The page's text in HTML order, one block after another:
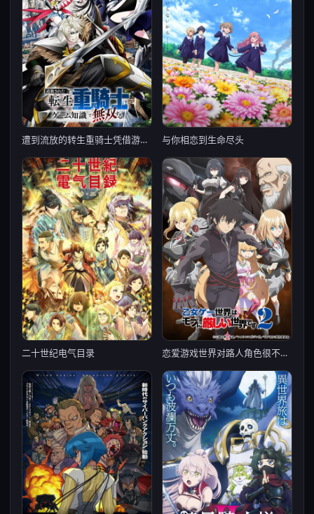
遭到流放的转生重骑士凭借游戏知识大开无双 与你相恋到生命尽头
二十世纪电气目录 恋爱游戏世界对路人角色很不友好 第二季